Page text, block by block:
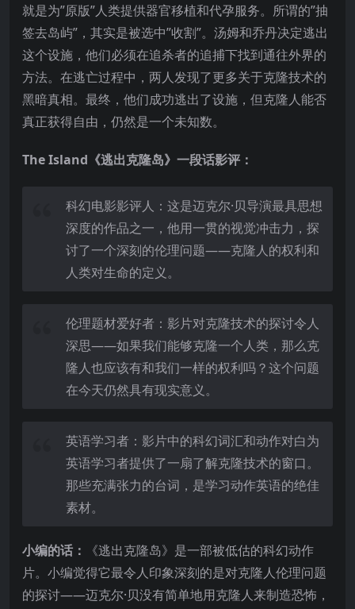
就是为”原版”人类提供器官移植和代孕服务。所谓的”抽
签去岛屿”，其实是被选中”收割”。汤姆和乔丹决定逃出
这个设施，他们必须在追杀者的追捕下找到通往外界的
方法。在逃亡过程中，两人发现了更多关于克隆技术的
黑暗真相。最终，他们成功逃出了设施，但克隆人能否
真正获得自由，仍然是一个未知数。
The Island《逃出克隆岛》一段话影评：
科幻电影影评人：这是迈克尔·贝导演最具思想
深度的作品之一，他用一贯的视觉冲击力，探
讨了一个深刻的伦理问题——克隆人的权利和
人类对生命的定义。
伦理题材爱好者：影片对克隆技术的探讨令人
深思——如果我们能够克隆一个人类，那么克
隆人也应该有和我们一样的权利吗？这个问题
在今天仍然具有现实意义。
英语学习者：影片中的科幻词汇和动作对白为
英语学习者提供了一扇了解克隆技术的窗口。
那些充满张力的台词，是学习动作英语的绝佳
素材。
小编的话：
《逃出克隆岛》是一部被低估的科幻动作
片。小编觉得它最令人印象深刻的是对克隆人伦理问题
的探讨——迈克尔·贝没有简单地用克隆人来制造恐怖，